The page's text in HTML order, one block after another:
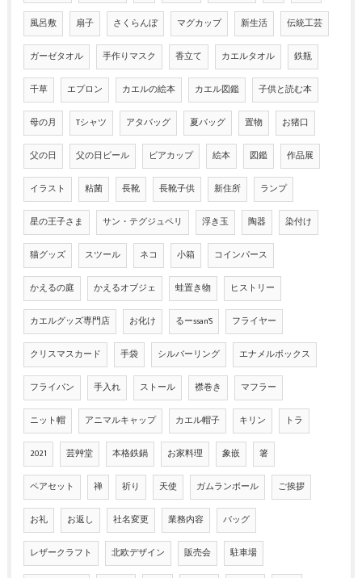
風呂敷 扇子 さくらんぼ マグカップ 新生活 伝統工芸
ガーゼタオル 手作りマスク 香立て カエルタオル 鉄瓶
千草 エプロン カエルの絵本 カエル図鑑 子供と読む本
母の月 Tシャツ アタバッグ 夏バッグ 置物 お猪口
父の日 父の日ビール ビアカップ 絵本 図鑑 作品展
イラスト 粘菌 長靴 長靴子供 新住所 ランプ
星の王子さま サン・テグジュペリ 浮き玉 陶器 染付け
猫グッズ スツール ネコ 小箱 コインパース
かえるの庭 かえるオブジェ 蛙置き物 ヒストリー
カエルグッズ専門店 お化け るーssan'S フライヤー
クリスマスカード 手袋 シルバーリング エナメルボックス
フライパン 手入れ ストール 襟巻き マフラー
ニット帽 アニマルキャップ カエル帽子 キリン トラ
2021 芸艸堂 本格鉄鍋 お家料理 象嵌 箸
ペアセット 禅 祈り 天使 ガムランボール ご挨拶
お礼 お返し 社名変更 業務内容 バッグ
レザークラフト 北欧デザイン 販売会 駐車場